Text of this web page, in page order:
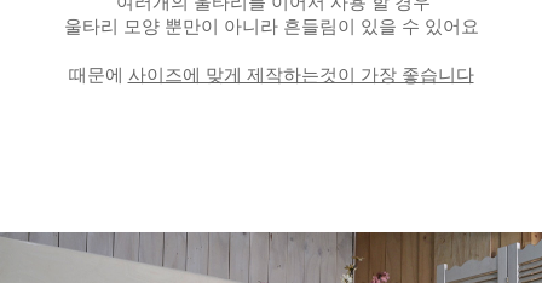
울타리 모양 뿐만이 아니라 흔들림이 있을 수 있어요
때문에 사이즈에 맞게 제작하는것이 가장 좋습니다